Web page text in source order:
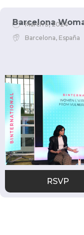
March 5, 2024
Barcelona, España
Barcelona
RSVP